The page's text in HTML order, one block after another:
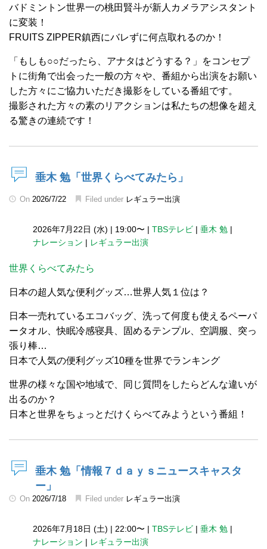
バドミントン世界一の桃田賢斗が新人カメラアシスタント
に変装！
FRUITS ZIPPER鎮西にバレずに何点取れるのか！
「もしも○○だったら、アナタはどうする？」をコンセプ
トに街角で出会った一般の方々や、番組から出演をお願い
した方々にご協力いただき撮影をしている番組です。
撮影された方々の素のリアクションは私たちの想像を超え
る驚きの連続です！
垂木 勉「世界くらべてみたら」
On 2026/7/22 Filed under レギュラー出演
2026年7月22日 (水) | 19:00〜 | TBSテレビ | 垂木 勉 |
ナレーション | レギュラー出演
世界くらべてみたら
日本の超人気な便利グッズ…世界人気１位は？
日本一売れているエコバッグ、洗って何度も使えるペーパ
ータオル、快眠冷感寝具、固めるテンプル、空調服、突っ
張り棒…
日本で人気の便利グッズ10種を世界でランキング
世界の様々な国や地域で、同じ質問をしたらどんな違いが
出るのか？
日本と世界をちょっとだけくらべてみようという番組！
垂木 勉「情報７ｄａｙｓニュースキャスタ
ー」
On 2026/7/18 Filed under レギュラー出演
2026年7月18日 (土) | 22:00〜 | TBSテレビ | 垂木 勉 |
ナレーション | レギュラー出演